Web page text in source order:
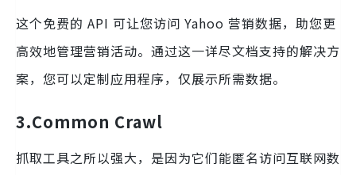
这个免费的 API 可让您访问 Yahoo 营销数据，助您更
高效地管理营销活动。通过这一详尽文档支持的解决方
案，您可以定制应用程序，仅展示所需数据。
3.Common Crawl
抓取工具之所以强大，是因为它们能匿名访问互联网数